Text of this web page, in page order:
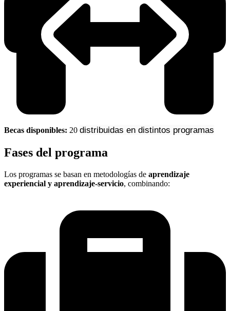
Becas disponibles: 20 distribuidas en distintos programas
Fases del programa
Los programas se basan en metodologías de aprendizaje
experiencial y aprendizaje-servicio, combinando: